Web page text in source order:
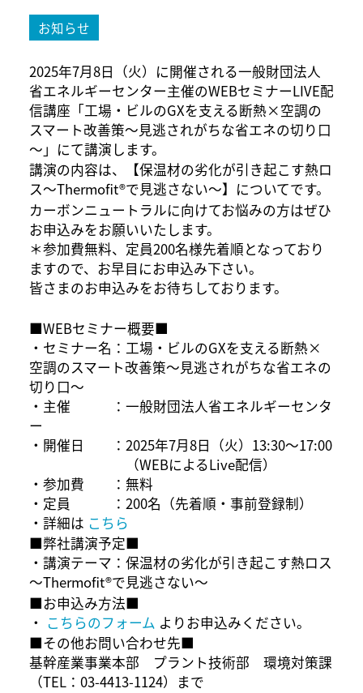
お知らせ
2025年7月8日（火）に開催される一般財団法人
省エネルギーセンター主催のWEBセミナーLIVE配
信講座「工場・ビルのGXを支える断熱×空調の
スマート改善策～見逃されがちな省エネの切り口
～」にて講演します。
講演の内容は、【保温材の劣化が引き起こす熱ロ
ス～Thermofit®で見逃さない～】についてです。
カーボンニュートラルに向けてお悩みの方はぜひ
お申込みをお願いいたします。
＊参加費無料、定員200名様先着順となっており
ますので、お早目にお申込み下さい。
皆さまのお申込みをお待ちしております。
■WEBセミナー概要■
・セミナー名：工場・ビルのGXを支える断熱×
空調のスマート改善策～見逃されがちな省エネの
切り口～
・主催 ：一般財団法人省エネルギーセンタ
ー
・開催日 ：2025年7月8日（火）13:30～17:00
（WEBによるLive配信）
・参加費 ：無料
・定員 ：200名（先着順・事前登録制）
・詳細は こちら
■弊社講演予定■
・講演テーマ：保温材の劣化が引き起こす熱ロス
～Thermofit®で見逃さない～
■お申込み方法■
・ こちらのフォーム よりお申込みください。
■その他お問い合わせ先■
基幹産業事業本部 プラント技術部 環境対策課
（TEL：03-4413-1124）まで